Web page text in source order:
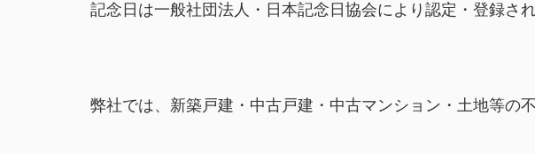
記念日は一般社団法人・日本記念日協会により認定・登録され
弊社では、新築戸建・中古戸建・中古マンション・土地等の